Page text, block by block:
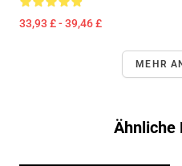
33,93 £ - 39,46 £
MEHR
Ähnliche